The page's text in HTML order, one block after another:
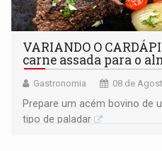
VARIANDO O
carne assada para o
Gastronomia 08 de
Prepare um acém bovino de
tipo de paladar